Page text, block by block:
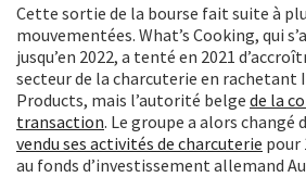
Cette sortie de la bourse fait suite à
mouvementées. What’s Cooking, qui
jusqu’en 2022, a tenté en 2021
secteur de la charcuterie en rachetant
Products, mais l’autorité belge de la
transaction. Le groupe a alors changé
vendu ses activités de charcuterie pour
au fonds d’investissement allemand